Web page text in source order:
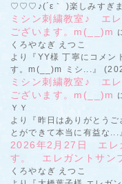
♡♡♡♪(´ε｀ )楽しみすぎ
ミシン刺繍教室♪ エレ
ございます。m(__)m
くろやなぎ えつこ
より『YY様 丁寧にコメン
す。m(__)m ミシ...』
ミシン刺繍教室♪ エレ
ございます。m(__)m
ＹＹ
より『昨日はありがとう
とができて本当に有益な
2026年2月27日 エレ
す。 エレガントサン
くろやなぎ えつこ